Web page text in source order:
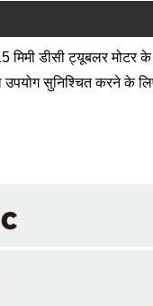
मिमी डीसी ट्यूबलर
सुनिश्चित करने के